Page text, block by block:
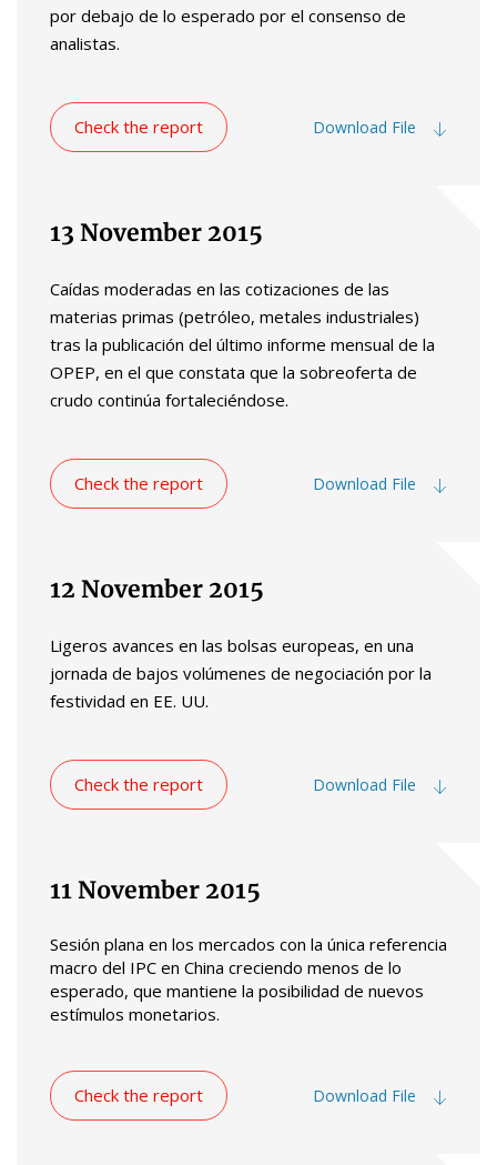
por debajo de lo esperado por el consenso de
analistas.
Check the report Download File
13 November 2015
Caídas moderadas en las cotizaciones de las
materias primas (petróleo, metales industriales)
tras la publicación del último informe mensual de la
OPEP, en el que constata que la sobreoferta de
crudo continúa fortaleciéndose.
Check the report Download File
12 November 2015
Ligeros avances en las bolsas europeas, en una
jornada de bajos volúmenes de negociación por la
festividad en EE. UU.
Check the report Download File
11 November 2015
Sesión plana en los mercados con la única referencia
macro del IPC en China creciendo menos de lo
esperado, que mantiene la posibilidad de nuevos
estímulos monetarios.
Check the report Download File